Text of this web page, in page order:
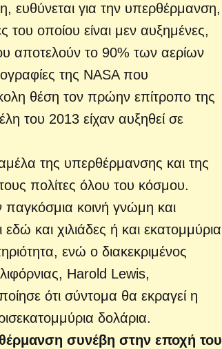
ευθύνεται για την υπερθέρμανση,
του οποίου είναι μεν αυξημένες,
αποτελούν το 90% των αερίων
της NASA που
θέση τον πρώην επίτροπο της
του 2013 είχαν αυξηθεί σε
της υπερθέρμανσης και της
πολίτες όλου του κόσμου.
κοινή γνώμη και
εδώ και χιλιάδες ή και εκατομμύρια
ενώ ο διακεκριμένος
Harold Lewis,
ότι σύντομα θα εκραγεί η
δολάρια.
συνέβη στην εποχή του